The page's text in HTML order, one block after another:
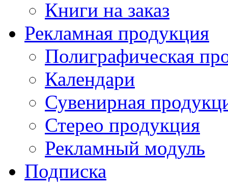
Книги на заказ
Рекламная продукция
Полиграфическая
Календари
Сувенирная
Стерео продукция
Рекламный модуль
Подписка